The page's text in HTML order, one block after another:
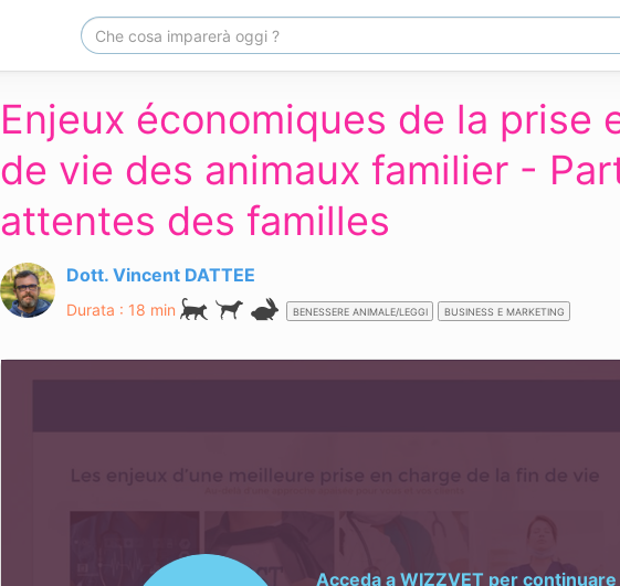
Enjeux économiques de la prise
de vie des animaux familier -
attentes des familles
Dott. Vincent DATTEE
Durata : 18 min BENESSERE ANIMALE/LEGGI BUSINESS E MARKETING
Acceda aWIZZVET per continuare